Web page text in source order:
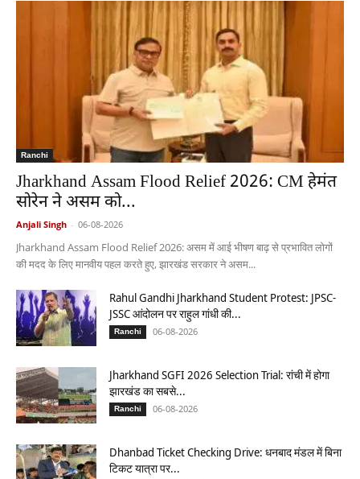
Ranchi
Jharkhand Assam Flood Relief 2026: CM हेमंत
सोरेन ने असम को...
Anjali Singh - 06-08-2026
Jharkhand Assam Flood Relief 2026: असम में आई भीषण बाढ़ से प्रभावित लोगों
की मदद के लिए मानवीय पहल करते हुए, झारखंड सरकार ने असम...
Rahul Gandhi Jharkhand Student Protest: JPSC-
JSSC आंदोलन पर राहुल गांधी की...
Ranchi 06-08-2026
Jharkhand SGFI 2026 Selection Trial: रांची में होगा
झारखंड का सबसे...
Ranchi 06-08-2026
Dhanbad Ticket Checking Drive: धनबाद मंडल में बिना
टिकट यात्रा पर...